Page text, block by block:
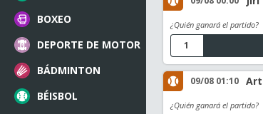
BOXEO
DEPORTE DE MOTOR
BÁDMINTON
BÉISBOL
¿Quién ganará el partido?
1
09/08 01:10
¿Quién ganará el partido?